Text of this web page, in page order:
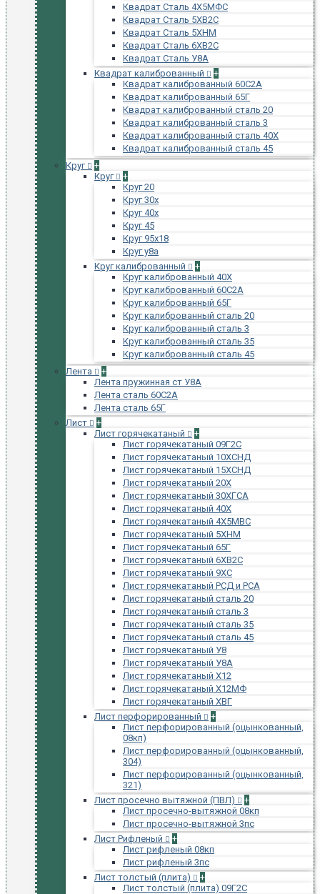
Квадрат Сталь 4Х5МФС
Квадрат Сталь 5ХВ2С
Квадрат Сталь 5ХНМ
Квадрат Сталь 6ХВ2С
Квадрат Сталь У8А
Квадрат калиброванный
+
Квадрат калиброванный 60С2А
Квадрат калиброванный 65Г
Квадрат калиброванный сталь 20
Квадрат калиброванный сталь 3
Квадрат калиброванный сталь 40Х
Квадрат калиброванный сталь 45
Круг
+
Круг
+
Круг 20
Круг 30х
Круг 40х
Круг 45
Круг 95х18
Круг у8а
Круг калиброванный
+
Круг калиброванный 40Х
Круг калиброванный 60С2А
Круг калиброванный 65Г
Круг калиброванный сталь 20
Круг калиброванный сталь 3
Круг калиброванный сталь 35
Круг калиброванный сталь 45
Лента
+
Лента пружинная ст У8А
Лента сталь 60С2А
Лента сталь 65Г
Лист
+
Лист горячекатаный
+
Лист горячекатаный 09Г2С
Лист горячекатаный 10ХСНД
Лист горячекатаный 15ХСНД
Лист горячекатаный 20Х
Лист горячекатаный 30ХГСА
Лист горячекатаный 40Х
Лист горячекатаный 4Х5МВС
Лист горячекатаный 5ХНМ
Лист горячекатаный 65Г
Лист горячекатаный 6ХВ2С
Лист горячекатаный 9ХС
Лист горячекатаный РСД и РСА
Лист горячекатаный сталь 20
Лист горячекатаный сталь 3
Лист горячекатаный сталь 35
Лист горячекатаный сталь 45
Лист горячекатаный У8
Лист горячекатаный У8А
Лист горячекатаный Х12
Лист горячекатаный Х12МФ
Лист горячекатаный ХВГ
Лист перфорированный
+
Лист перфорированный (оцынкованный,
08кп)
Лист перфорированный (оцынкованный,
304)
Лист перфорированный (оцынкованный,
321)
Лист просечно вытяжной (ПВЛ)
+
Лист просечно-вытяжной 08кп
Лист просечно-вытяжной 3пс
Лист Рифленый
+
Лист рифленый 08кп
Лист рифленый 3пс
Лист толстый (плита)
+
Лист толстый (плита) 09Г2С